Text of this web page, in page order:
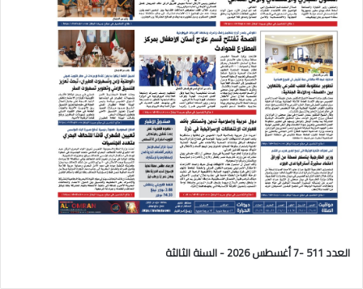
العدد 511 -7 أغسطس 2026 - السنة الثالثة